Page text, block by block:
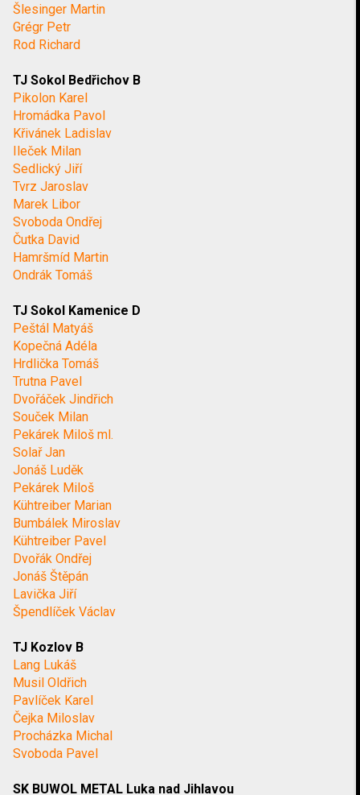
Šlesinger Martin
Grégr Petr
Rod Richard
TJ Sokol Bedřichov B
Pikolon Karel
Hromádka Pavol
Křivánek Ladislav
Ileček Milan
Sedlický Jiří
Tvrz Jaroslav
Marek Libor
Svoboda Ondřej
Čutka David
Hamršmíd Martin
Ondrák Tomáš
TJ Sokol Kamenice D
Peštál Matyáš
Kopečná Adéla
Hrdlička Tomáš
Trutna Pavel
Dvořáček Jindřich
Souček Milan
Pekárek Miloš ml.
Solař Jan
Jonáš Luděk
Pekárek Miloš
Kühtreiber Marian
Bumbálek Miroslav
Kühtreiber Pavel
Dvořák Ondřej
Jonáš Štěpán
Lavička Jiří
Špendlíček Václav
TJ Kozlov B
Lang Lukáš
Musil Oldřich
Pavlíček Karel
Čejka Miloslav
Procházka Michal
Svoboda Pavel
SK BUWOL METAL Luka nad Jihlavou